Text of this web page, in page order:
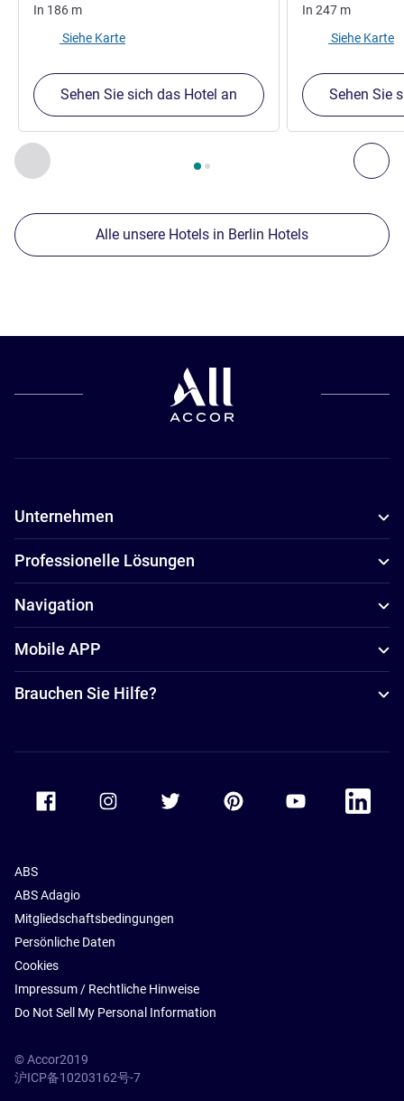
Zurück - Unsere anderen Etablissements in der Nähe
Seite , Unsere anderen Etablissements in der Nähe
In 186 m
Siehe Karte
Sehen Sie sich das Hotel an
In 247 m
Siehe Karte
Sehen Sie
Alle unsere Hotels in Berlin Hotels
Unternehmen
Professionelle Lösungen
Navigation
Mobile APP
Brauchen Sie Hilfe?
Accor Facebook Accor TwitterAccor PinterestAccor Youtube
Accor
ABS
ABS Adagio
Mitgliedschaftsbedingungen
Persönliche Daten
Cookies
Impressum / Rechtliche Hinweise
Do Not Sell My Personal Information
© Accor2019
沪ICP备10203162号-7